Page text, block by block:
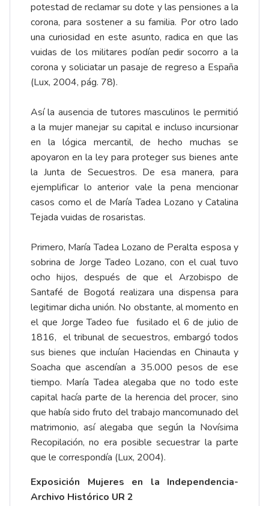
potestad de reclamar su dote y las pensiones a la
corona, para sostener a su familia. Por otro lado
una curiosidad en este asunto, radica en que las
vuidas de los militares podían pedir socorro a la
corona y soliciatar un pasaje de regreso a España
(Lux, 2004, pág. 78).
Así la ausencia de tutores masculinos le permitió
a la mujer manejar su capital e incluso incursionar
en la lógica mercantil, de hecho muchas se
apoyaron en la ley para proteger sus bienes ante
la Junta de Secuestros. De esa manera, para
ejemplificar lo anterior vale la pena mencionar
casos como el de María Tadea Lozano y Catalina
Tejada vuidas de rosaristas.
Primero, María Tadea Lozano de Peralta esposa y
sobrina de Jorge Tadeo Lozano, con el cual tuvo
ocho hijos, después de que el Arzobispo de
Santafé de Bogotá realizara una dispensa para
legitimar dicha unión. No obstante, al momento en
el que Jorge Tadeo fue fusilado el 6 de julio de
1816, el tribunal de secuestros, embargó todos
sus bienes que incluían Haciendas en Chinauta y
Soacha que ascendían a 35.000 pesos de ese
tiempo. María Tadea alegaba que no todo este
capital hacía parte de la herencia del procer, sino
que había sido fruto del trabajo mancomunado del
matrimonio, así alegaba que según la Novísima
Recopilación, no era posible secuestrar la parte
que le correspondía (Lux, 2004).
Exposición Mujeres en la Independencia-
Archivo Histórico UR 2